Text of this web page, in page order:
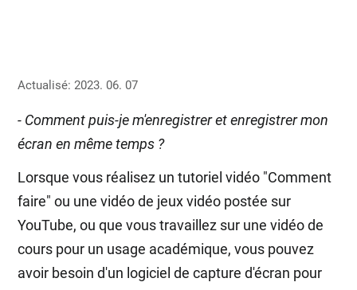
Actualisé: 2023. 06. 07
- Comment puis-je m'enregistrer et enregistrer mon
écran en même temps ?
Lorsque vous réalisez un tutoriel vidéo "Comment
faire" ou une vidéo de jeux vidéo postée sur
YouTube, ou que vous travaillez sur une vidéo de
cours pour un usage académique, vous pouvez
avoir besoin d'un logiciel de capture d'écran pour